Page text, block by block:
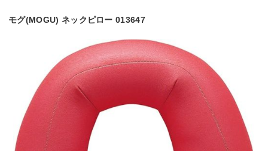
モグ(MOGU) ネックピロー 013647